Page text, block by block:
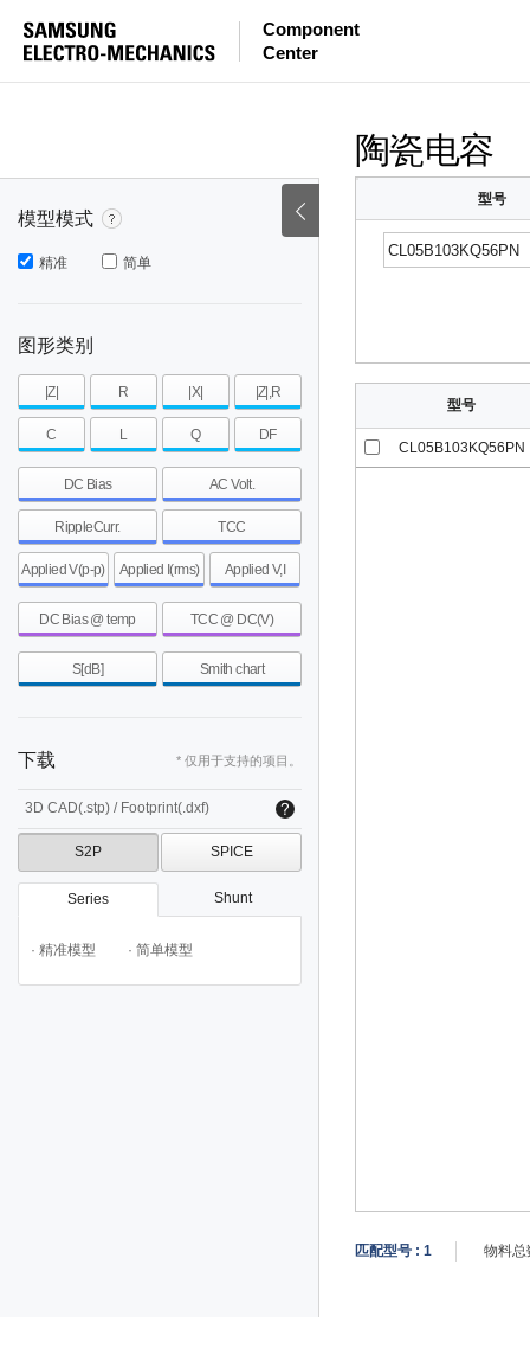
Component
Center
模型模式
精准 简单
图形类别
|Z| R |X| |Z|,R
C L Q DF
DC Bias AC Volt.
RippleCurr. TCC
Applied V(p-p) Applied I(rms) Applied V,I
DC Bias @ temp TCC @ DC(V)
S[dB] Smith chart
下载 * 仅用于支持的项目。
3D CAD(.stp) / Footprint(.dxf)
S2P SPICE
Series Shunt
· 精准模型 · 简单模型
陶瓷电容
型号
~
~
~
型号
CL05B103KQ56PN
匹配型号 : 1 物料